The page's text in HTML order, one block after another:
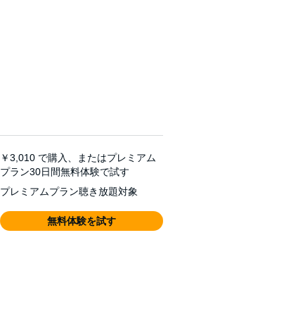
￥3,010 で購入、またはプレミアム
プラン30日間無料体験で試す
プレミアムプラン聴き放題対象
無料体験を試す